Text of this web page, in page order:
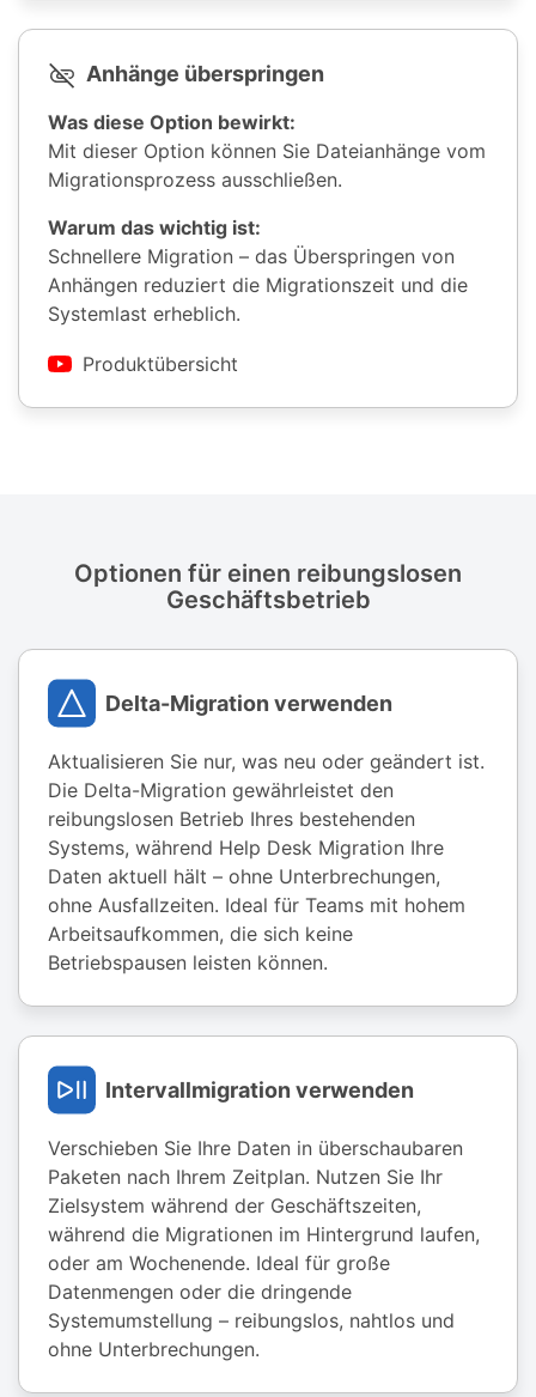
Anhänge überspringen
Was diese Option bewirkt:
Mit dieser Option können Sie Dateianhänge vom
Migrationsprozess ausschließen.
Warum das wichtig ist:
Schnellere Migration – das Überspringen von
Anhängen reduziert die Migrationszeit und die
Systemlast erheblich.
Produktübersicht
Optionen für einen reibungslosen
Geschäftsbetrieb
Delta-Migration verwenden
Aktualisieren Sie nur, was neu oder geändert ist.
Die Delta-Migration gewährleistet den
reibungslosen Betrieb Ihres bestehenden
Systems, während Help Desk Migration Ihre
Daten aktuell hält – ohne Unterbrechungen,
ohne Ausfallzeiten. Ideal für Teams mit hohem
Arbeitsaufkommen, die sich keine
Betriebspausen leisten können.
Intervallmigration verwenden
Verschieben Sie Ihre Daten in überschaubaren
Paketen nach Ihrem Zeitplan. Nutzen Sie Ihr
Zielsystem während der Geschäftszeiten,
während die Migrationen im Hintergrund laufen,
oder am Wochenende. Ideal für große
Datenmengen oder die dringende
Systemumstellung – reibungslos, nahtlos und
ohne Unterbrechungen.